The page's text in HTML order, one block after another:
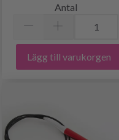
Antal
Lägg till varukorgen